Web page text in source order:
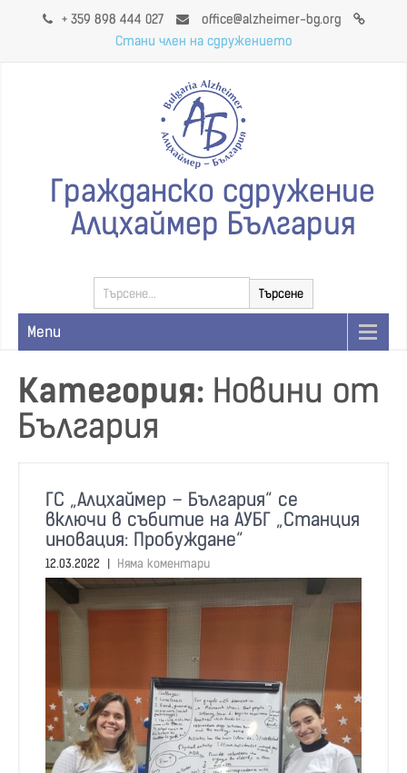
+ 359 898 444 027
office@alzheimer-bg.org
Стани член на сдружението
Гражданско сдружение
Алцхаймер България
Menu
Категория: Новини от
България
ГС „Алцхаймер – България“ се
включи в събитие на АУБГ „Станция
иновация: Пробуждане“
12.03.2022 Няма коментари